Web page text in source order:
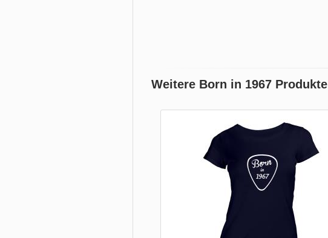
Weitere Born in 1967 Produkte